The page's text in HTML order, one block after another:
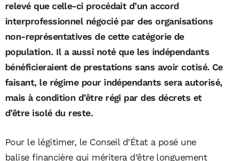
relevé que celle-ci procédait d’un accord
interprofessionnel négocié par des organisations
non-représentatives de cette catégorie de
population. Il a aussi noté que les indépendants
bénéficieraient de prestations sans avoir cotisé. Ce
faisant, le régime pour indépendants sera autorisé,
mais à condition d’être régi par des décrets et
d’être isolé du reste.
Pour le légitimer, le Conseil d’État a posé une
balise financière qui méritera d’être longuement